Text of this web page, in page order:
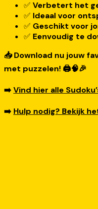
✅ Verbetert het
✅ Ideaal voor
✅ Geschikt voor
✅ Eenvoudig te
📥 Download nu jouw
met puzzelen! 🖨️🧠🎉
➡️Vind hier alle
➡️ Hulp nodig? Bekijk